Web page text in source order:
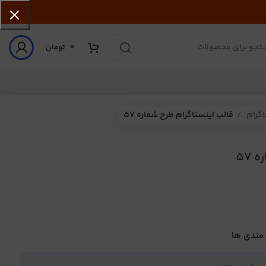
0 تومان
قالب اینستاگرام طرح شماره 57
مندی ها